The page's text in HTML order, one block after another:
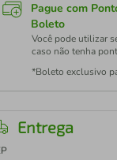
Pague com
Boleto
Você pode utilizar
caso não tenha
*Boleto exclusivo
Entrega